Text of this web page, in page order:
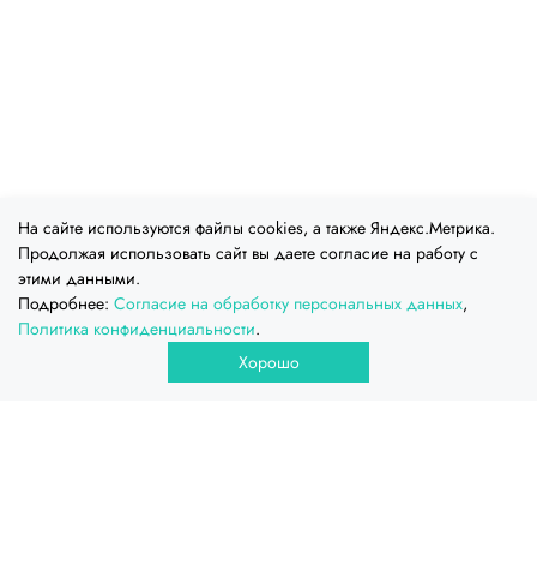
ООО Промтехёмкость, 2026
На сайте используются файлы cookies, а также Яндекс.Метрика.
Продолжая использовать сайт вы даете согласие на работу с
этими данными.
Подробнее: Согласие на обработку персональных данных,
Политика конфиденциальности.
Хорошо